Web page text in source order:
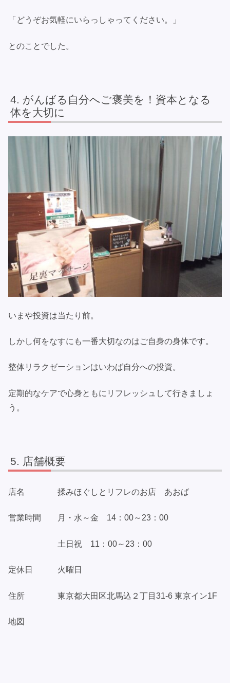
「どうぞお気軽にいらっしゃってください。」
とのことでした。
がんばる自分へご褒美を！資本となる
体を大切に
いまや投資は当たり前。
しかし何をなすにも一番大切なのはご自身の身体です。
整体リラクゼーションはいわば自分への投資。
定期的なケアで心身ともにリフレッシュして行きましょ
う。
店舗概要
店名 揉みほぐしとリフレのお店 あおば
営業時間 月・水～金 14：00～23：00
土日祝 11：00～23：00
定休日 火曜日
住所 東京都大田区北馬込２丁目31-6 東京イン1F
地図